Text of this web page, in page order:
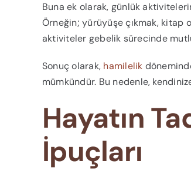
Buna ek olarak, günlük
Örneğin; yürüyüşe çıkmak, kitap
aktiviteler gebelik sürecinde
Sonuç olarak, hamilelik
mümkündür. Bu nedenle,
Hayatın
İpuçları